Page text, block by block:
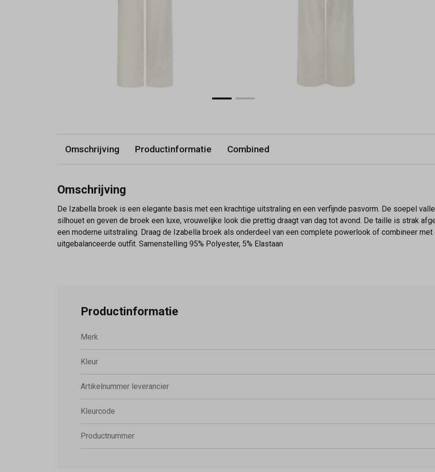
Omschrijving Productinformatie Combined
Omschrijving
De Izabella broek is een elegante basis met een krachtige uitstraling en een verfijnde pasvorm. De soepel
silhouet en geven de broek een luxe, vrouwelijke look die prettig draagt van dag tot avond. De taille is strak
een moderne uitstraling. Draag de Izabella broek als onderdeel van een complete powerlook of combineer
uitgebalanceerde outfit. Samenstelling 95% Polyester, 5% Elastaan
Productinformatie
Merk
Kleur
Artikelnummer leverancier
Kleurcode
Productnummer